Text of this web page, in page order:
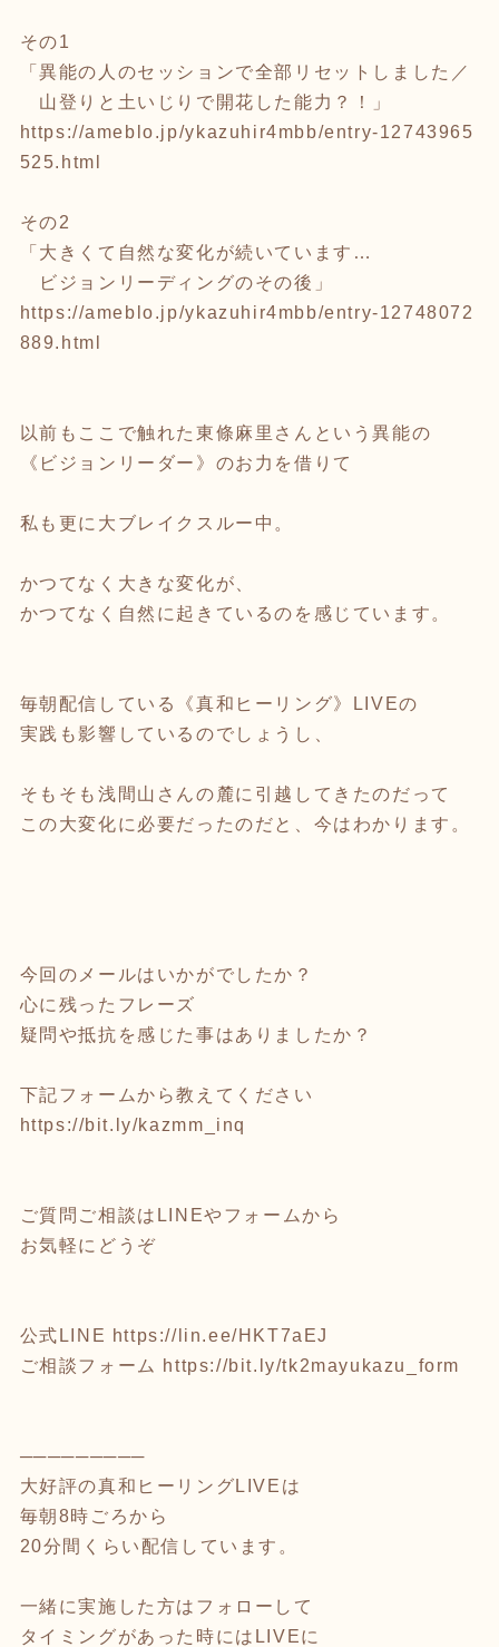
その1
「異能の人のセッションで全部リセットしました／
山登りと土いじりで開花した能力？！」
https://ameblo.jp/ykazuhir4mbb/entry-12743965
525.html
その2
「大きくて自然な変化が続いています…
ビジョンリーディングのその後」
https://ameblo.jp/ykazuhir4mbb/entry-12748072
889.html
以前もここで触れた東條麻里さんという異能の
《ビジョンリーダー》のお力を借りて
私も更に大ブレイクスルー中。
かつてなく大きな変化が、
かつてなく自然に起きているのを感じています。
毎朝配信している《真和ヒーリング》LIVEの
実践も影響しているのでしょうし、
そもそも浅間山さんの麓に引越してきたのだって
この大変化に必要だったのだと、今はわかります。
今回のメールはいかがでしたか？
心に残ったフレーズ
疑問や抵抗を感じた事はありましたか？
下記フォームから教えてください
https://bit.ly/kazmm_inq
ご質問ご相談はLINEやフォームから
お気軽にどうぞ
公式LINE https://lin.ee/HKT7aEJ
ご相談フォーム https://bit.ly/tk2mayukazu_form
─────────
大好評の真和ヒーリングLIVEは
毎朝8時ごろから
20分間くらい配信しています。
一緒に実施した方はフォローして
タイミングがあった時にはLIVEに